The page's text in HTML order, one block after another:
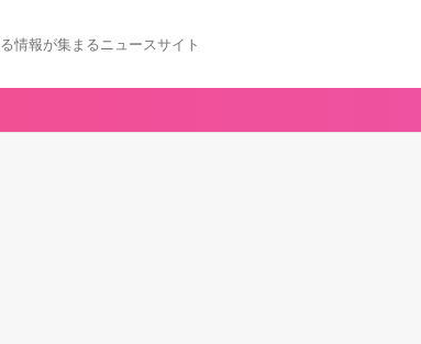
情報が集まるニュースサイト